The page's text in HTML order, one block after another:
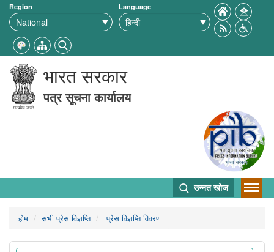
Region Language
भारत सरकार
पत्र सूचना कार्यालय
उन्नत खोज
होम सभी प्रेस विज्ञप्ति प्रेस विज्ञप्ति विवरण